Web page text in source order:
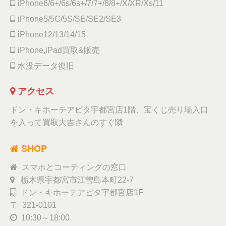
iPhone6/6+/6s/6s+/7/7+/8/8+/X/XR/Xs/11
iPhone5/5C/5S/SE/SE2/SE3
iPhone12/13/14/15
iPhone,iPad買取&販売
水没データ復旧
アクセス
ドン・キホーテアピタ宇都宮店1階、宝くじ売り場入口
を入って買取大吉さんのすぐ隣
SHOP
スマホとコーティングの窓口
栃木県宇都宮市江曽島本町22-7
ドン・キホーテアピタ宇都宮店1F
〒 321-0101
10:30～18:00